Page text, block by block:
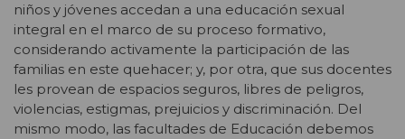
niños y jóvenes accedan a una educación sexual
integral en el marco de su proceso formativo,
considerando activamente la participación de las
familias en este quehacer; y, por otra, que sus docentes
les provean de espacios seguros, libres de peligros,
violencias, estigmas, prejuicios y discriminación. Del
mismo modo, las facultades de Educación debemos